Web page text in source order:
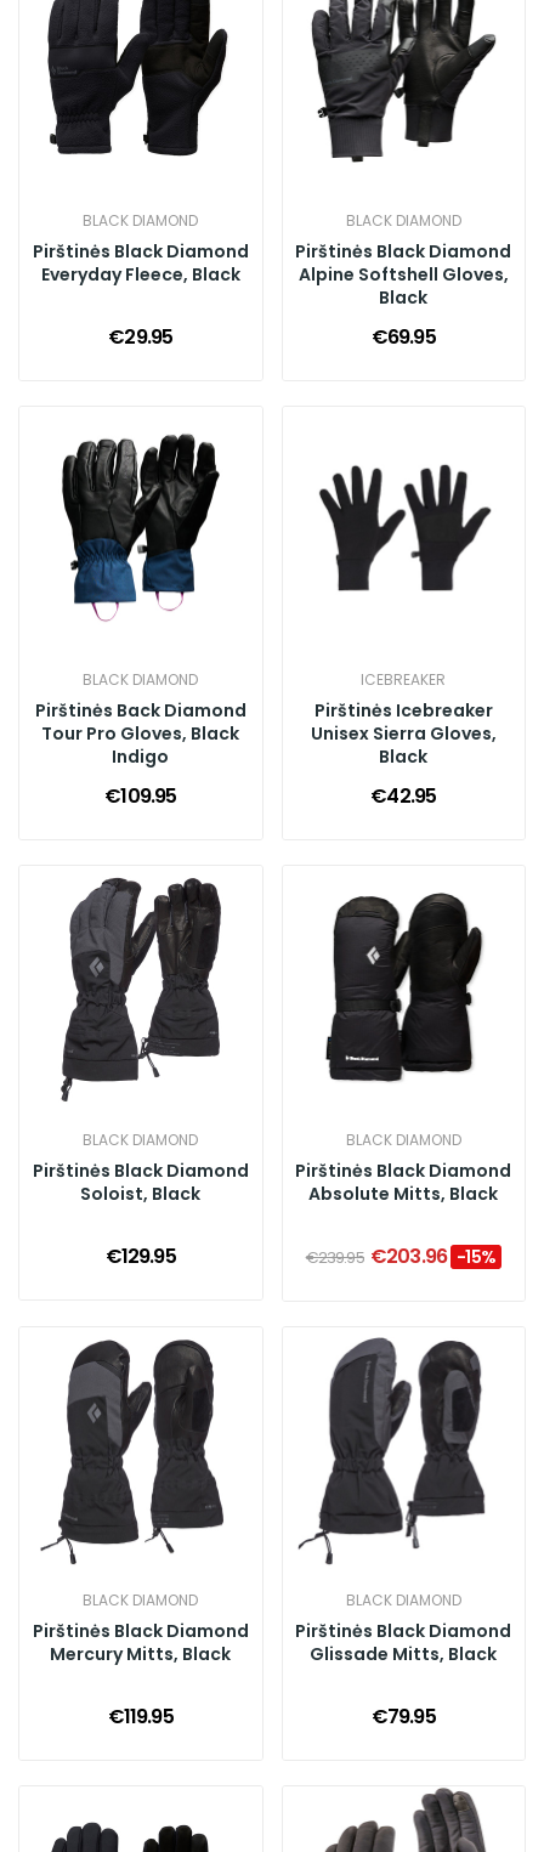
BLACK DIAMOND
Pirštinės Black Diamond
Everyday Fleece, Black
€29.95
BLACK DIAMOND
Pirštinės Black Diamond
Alpine Softshell Gloves,
Black
€69.95
BLACK DIAMOND
Pirštinės Back Diamond
Tour Pro Gloves, Black
Indigo
€109.95
ICEBREAKER
Pirštinės Icebreaker
Unisex Sierra Gloves,
Black
€42.95
BLACK DIAMOND
Pirštinės Black Diamond
Soloist, Black
€129.95
BLACK DIAMOND
Pirštinės Black Diamond
Absolute Mitts, Black
€239.95 €203.96 -15%
BLACK DIAMOND
Pirštinės Black Diamond
Mercury Mitts, Black
€119.95
BLACK DIAMOND
Pirštinės Black Diamond
Glissade Mitts, Black
€79.95